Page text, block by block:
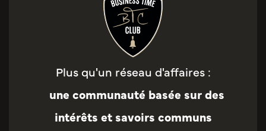
Plus qu'un réseau d'affaires :
une communauté basée sur des
intérêts et savoirs communs